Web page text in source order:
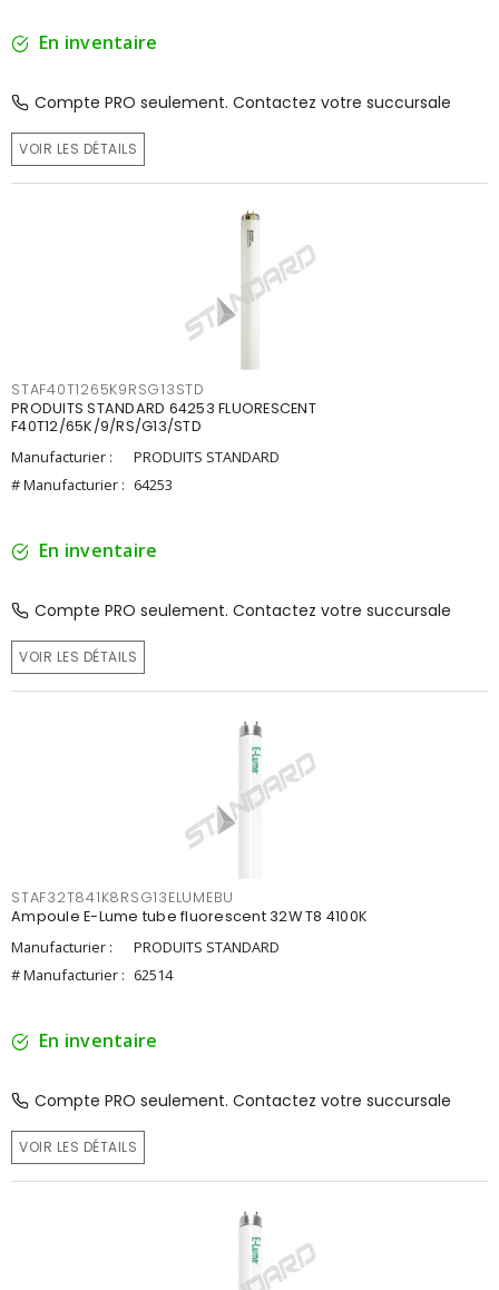
En inventaire
Compte PRO seulement. Contactez votre succursale
VOIR LES DÉTAILS
STAF40T1265K9RSG13STD
PRODUITS STANDARD 64253 FLUORESCENT
F40T12/65K/9/RS/G13/STD
Manufacturier :
PRODUITS STANDARD
# Manufacturier : 64253
En inventaire
Compte PRO seulement. Contactez votre succursale
VOIR LES DÉTAILS
STAF32T841K8RSG13ELUMEBU
Ampoule E-Lume tube fluorescent 32W T8 4100K
Manufacturier :
PRODUITS STANDARD
# Manufacturier : 62514
En inventaire
Compte PRO seulement. Contactez votre succursale
VOIR LES DÉTAILS